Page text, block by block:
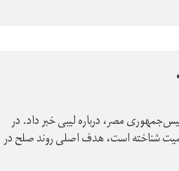
مصر، درباره لیبی خبر داد. در
شناخته است، هدف اصلی روند صلح در